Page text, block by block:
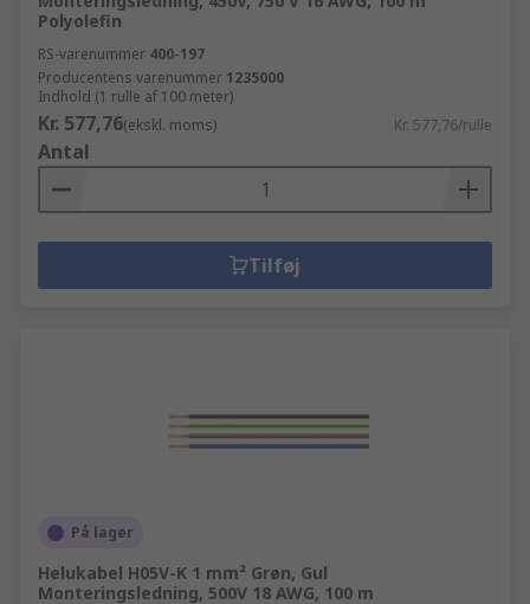
Polyolefin
RS-varenummer 400-197
Producentens varenummer 1235000
Indhold (1 rulle af 100 meter)
Kr. 577,76(ekskl. moms) Kr. 577,76/rulle
Antal
Tilføj
På lager
Helukabel H05V-K 1 mm² Grøn, Gul
Monteringsledning, 500V 18 AWG, 100 m